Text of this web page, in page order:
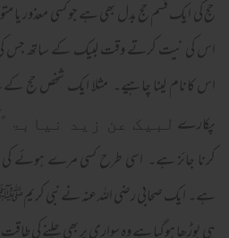
حج کی ایک قسم حج بدل بھی ہے جو کسی معذور یا
اس کی نیت کرتے وقت لبیک کے ساتھ
اس کانام لینا چاہیے۔ مثلا ایک شخص حج
پکارے
لبیک عن زید نیابۃ ً
کرنا جائز ہے۔ اسی طرح کسی مرے ہوئے کی
ہے۔ ایک صحابی رضی اللہ عنہ نے نبی